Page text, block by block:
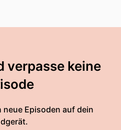
verpasse keine
Episoden auf dein